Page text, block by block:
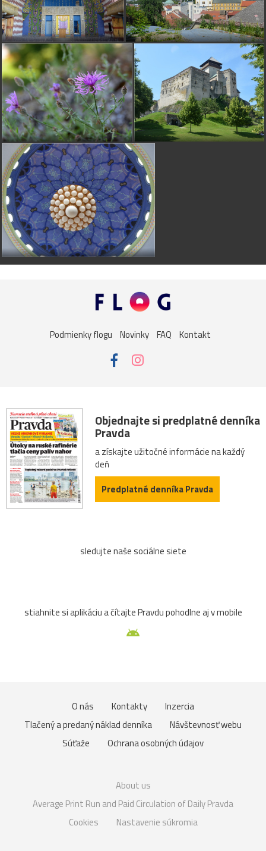
Podmienky flogu Novinky FAQ Kontakt
Objednajte si predplatné denníka
Pravda
a získajte užitočné informácie na každý
deň
Predplatné denníka Pravda
sledujte naše sociálne siete
stiahnite si aplikáciu a čítajte Pravdu pohodlne aj v mobile
O nás Kontakty
Inzercia
Tlačený a predaný náklad denníka
Návštevnosť webu
Súťaže
Ochrana osobných údajov
About us
Average Print Run and Paid Circulation of Daily Pravda
Cookies
Nastavenie súkromia